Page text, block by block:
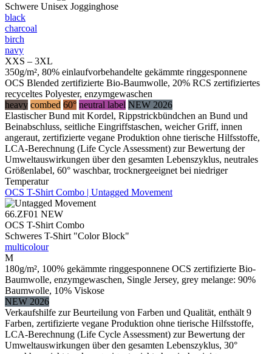
Schwere Unisex Jogginghose
black
charcoal
birch
navy
XXS – 3XL
350g/m², 80% einlaufvorbehandelte gekämmte ringgesponnene
OCS Blended zertifizierte Bio-Baumwolle, 20% RCS zertifiziertes
recyceltes Polyester, enzymgewaschen
heavy combed 60° neutral label NEW 2026
Elastischer Bund mit Kordel, Rippstrickbündchen an Bund und
Beinabschluss, seitliche Eingriffstaschen, weicher Griff, innen
angeraut, zertifizierte vegane Produktion ohne tierische Hilfsstoffe,
LCA-Berechnung (Life Cycle Assessment) zur Bewertung der
Umweltauswirkungen über den gesamten Lebenszyklus, neutrales
Größenlabel, 60° waschbar, trocknergeeignet bei niedriger
Temperatur
OCS T-Shirt Combo | Untagged Movement
66.ZF01 NEW
OCS T-Shirt Combo
Schweres T-Shirt "Color Block"
multicolour
M
180g/m², 100% gekämmte ringgesponnene OCS zertifizierte Bio-
Baumwolle, enzymgewaschen, Single Jersey, grey melange: 90%
Baumwolle, 10% Viskose
NEW 2026
Verkaufshilfe zur Beurteilung von Farben und Qualität, enthält 9
Farben, zertifizierte vegane Produktion ohne tierische Hilfsstoffe,
LCA-Berechnung (Life Cycle Assessment) zur Bewertung der
Umweltauswirkungen über den gesamten Lebenszyklus, 30°